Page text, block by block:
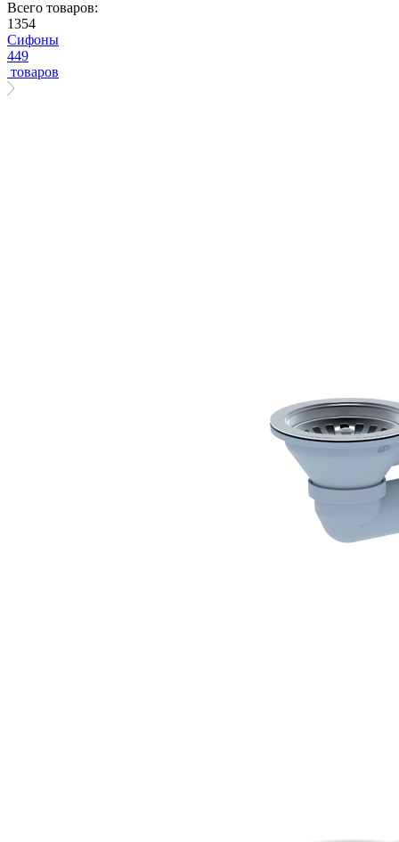
Всего товаров:
1354
Сифоны
449
товаров